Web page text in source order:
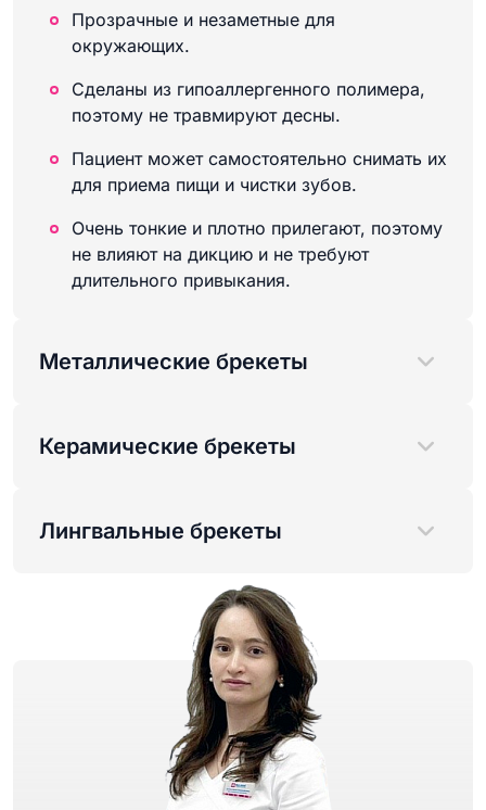
Прозрачные и незаметные для
окружающих.
Сделаны из гипоаллергенного полимера,
поэтому не травмируют десны.
Пациент может самостоятельно снимать их
для приема пищи и чистки зубов.
Очень тонкие и плотно прилегают, поэтому
не влияют на дикцию и не требуют
длительного привыкания.
Металлические брекеты
Керамические брекеты
Лингвальные брекеты